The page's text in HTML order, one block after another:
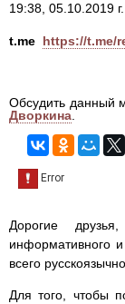
19:38, 05.10.2019 г.
t.me https://t.me/
Обсудить данный
Дворкина
Дорогие
информативного и
всего
Для того, чтобы